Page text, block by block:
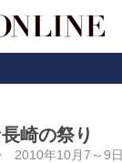
崎の祭り
2010年10月7～9日